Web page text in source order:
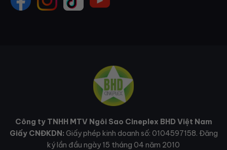
Công ty TNHH MTV Ngôi Sao Cineplex BHD Việt Nam
Giấy CNĐKDN: Giấy phép kinh doanh số: 0104597158. Đăng
ký lần đầu ngày 15 tháng 04 năm 2010